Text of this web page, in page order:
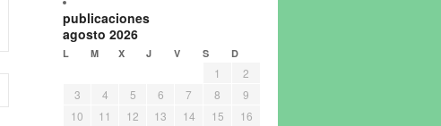
publicaciones
agosto 2026
L M X J V S D
1
2
3
4 5 6 7 8
9
10
11 12 13 14 15
16